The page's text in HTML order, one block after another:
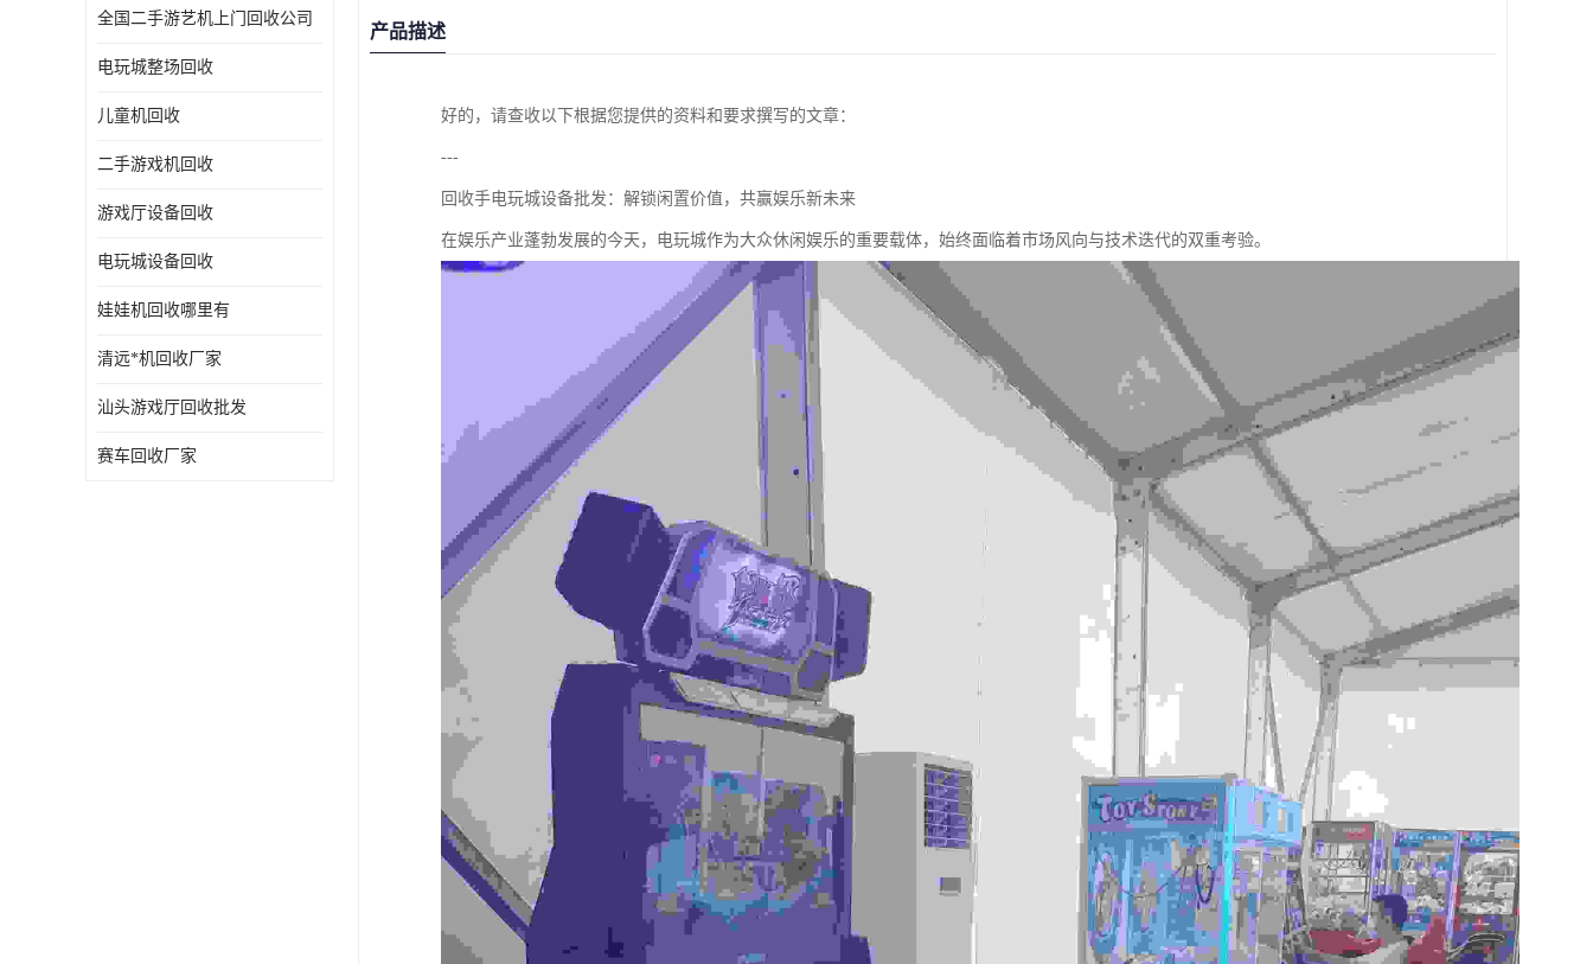
全国二手游艺机上门回收公司
电玩城整场回收
儿童机回收
二手游戏机回收
游戏厅设备回收
电玩城设备回收
娃娃机回收哪里有
清远*机回收厂家
汕头游戏厅回收批发
赛车回收厂家
产品描述
好的，请查收以下根据您提供的资料和要求撰写的文章：
---
回收手电玩城设备批发：解锁闲置价值，共赢娱乐新未来
在娱乐产业蓬勃发展的今天，电玩城作为大众休闲娱乐的重要载体，始终面临着市场风向与技术迭代的双重考验。